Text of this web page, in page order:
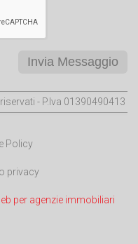
Invia Messaggio
- P.Iva 01390490413
Policy
privacy
per agenzie immobiliari